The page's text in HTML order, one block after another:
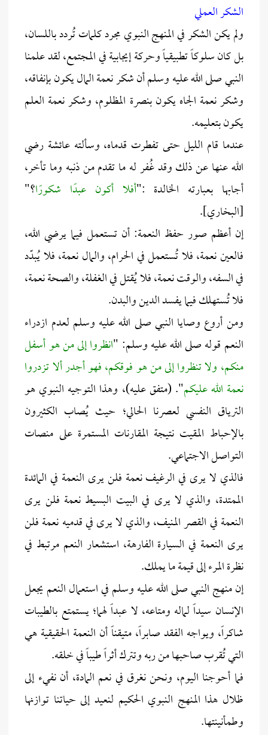
الشكر العملي
ولم يكن الشكر في المنهج النبوي مجرد كلمات تُردد باللسان،
بل كان سلوكاً تطبيقياً وحركة إيجابية في المجتمع، لقد علمنا
النبي صلى الله عليه وسلم أن شكر نعمة المال يكون بإنفاقه،
وشكر نعمة الجاه يكون بنصرة المظلوم، وشكر نعمة العلم
يكون بتعليمه.
عندما قام الليل حتى تفطرت قدماه، وسألته عائشة رضي
الله عنها عن ذلك وقد غُفر له ما تقدم من ذنبه وما تأخر،
أجابها بعبارته الخالدة :"أفلا أكون عبدًا شكورًا؟"
[البخاري].
إن أعظم صور حفظ النعمة: أن تستعمل فيما يرضي الله،
فالعين نعمة، فلا تُستعمل في الحرام، والمال نعمة، فلا يُبدّد
في السفه، والوقت نعمة، فلا يُقتل في الغفلة، والصحة نعمة،
فلا تُستهلك فيما يفسد الدين والبدن.
ومن أروع وصايا النبي صلى الله عليه وسلم لعدم ازدراء
النعم قوله صلى الله عليه وسلم: "انظروا إلى من هو أسفل
منكم، ولا تنظروا إلى من هو فوقكم، فهو أجدر ألا تزدروا
نعمة الله عليكم". (متفق عليه)، وهذا التوجيه النبوي هو
الترياق النفسي لعصرنا الحالي؛ حيث يُصاب الكثيرون
بالإحباط المقيت نتيجة المقارنات المستمرة على منصات
التواصل الاجتماعي.
فالذي لا يرى في الرغيف نعمة فلن يرى النعمة في المائدة
الممتدة، والذي لا يرى في البيت البسيط نعمة فلن يرى
النعمة في القصر المنيف، والذي لا يرى في قدميه نعمة فلن
يرى النعمة في السيارة الفارهة، استشعار النعم مرتبط في
نظرة المرء إلى قيمة ما يملك.
إن منهج النبي صلى الله عليه وسلم في استعمال النعم يجعل
الإنسان سيداً لماله ومتاعه، لا عبداً لهما؛ يستمتع بالطيبات
شاكراً، ويواجه الفقد صابراً، متيقناً أن النعمة الحقيقية هي
التي تُقرب صاحبها من ربه وتترك أثراً طيباً في خلقه.
فما أحوجنا اليوم، ونحن نغرق في نعم المادة، أن نفيء إلى
ظلال هذا المنهج النبوي الحكيم لنعيد إلى حياتنا توازنها
وطمأنينتها.